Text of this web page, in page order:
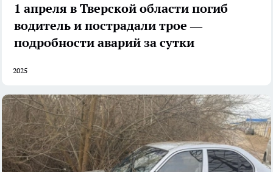
1 апреля в Тверской области погиб
водитель и пострадали трое —
подробности аварий за сутки
2025